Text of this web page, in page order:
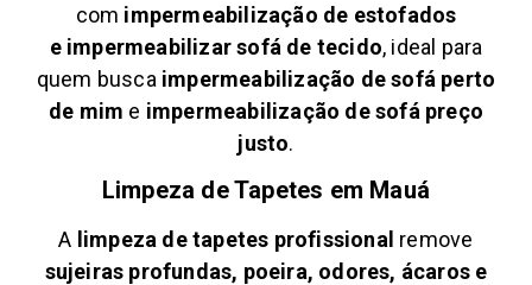
com impermeabilização de estofados
e impermeabilizar sofá de tecido, ideal para
quem busca impermeabilização de sofá perto
de mim e impermeabilização de sofá preço
justo.
Limpeza de Tapetes em Mauá
A limpeza de tapetes profissional remove
sujeiras profundas, poeira, odores, ácaros e